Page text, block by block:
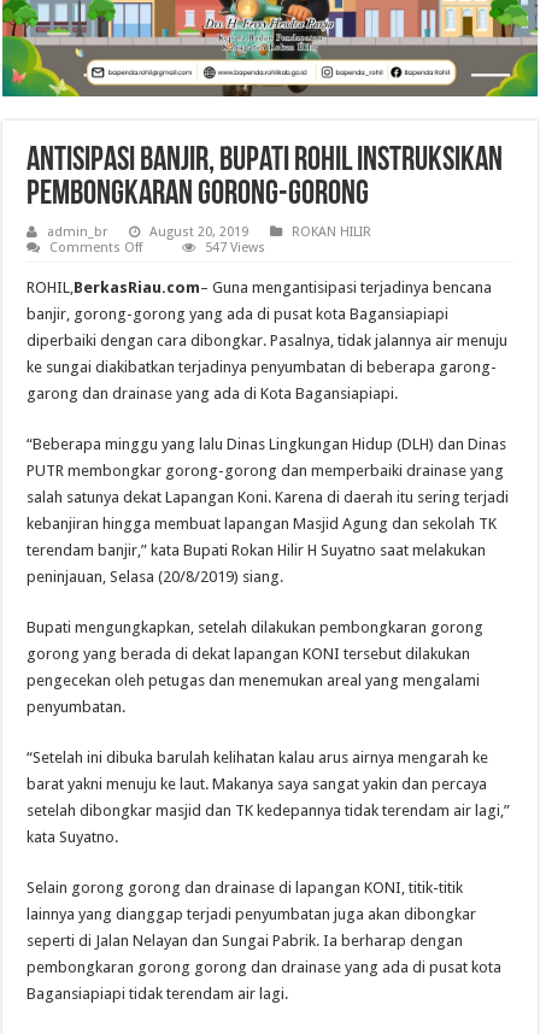
Antisipasi Banjir, Bupati Rohil Instruksikan
Pembongkaran Gorong-gorong
admin_br August 20, 2019
ROKAN HILIR
Comments Offon
Bupati
Rohil
Instruksikan
Pembongkaran
gorong
547 Views
ROHIL,BerkasRiau.com– Guna mengantisipasi terjadinya bencana
banjir, gorong-gorong yang ada di pusat kota Bagansiapiapi
diperbaiki dengan cara dibongkar. Pasalnya, tidak jalannya air menuju
ke sungai diakibatkan terjadinya penyumbatan di beberapa garong-
garong dan drainase yang ada di Kota Bagansiapiapi.
“Beberapa minggu yang lalu Dinas Lingkungan Hidup (DLH) dan Dinas
PUTR membongkar gorong-gorong dan memperbaiki drainase yang
salah satunya dekat Lapangan Koni. Karena di daerah itu sering terjadi
kebanjiran hingga membuat lapangan Masjid Agung dan sekolah TK
terendam banjir,” kata Bupati Rokan Hilir H Suyatno saat melakukan
peninjauan, Selasa (20/8/2019) siang.
Bupati mengungkapkan, setelah dilakukan pembongkaran gorong
gorong yang berada di dekat lapangan KONI tersebut dilakukan
pengecekan oleh petugas dan menemukan areal yang mengalami
penyumbatan.
“Setelah ini dibuka barulah kelihatan kalau arus airnya mengarah ke
barat yakni menuju ke laut. Makanya saya sangat yakin dan percaya
setelah dibongkar masjid dan TK kedepannya tidak terendam air lagi,”
kata Suyatno.
Selain gorong gorong dan drainase di lapangan KONI, titik-titik
lainnya yang dianggap terjadi penyumbatan juga akan dibongkar
seperti di Jalan Nelayan dan Sungai Pabrik. Ia berharap dengan
pembongkaran gorong gorong dan drainase yang ada di pusat kota
Bagansiapiapi tidak terendam air lagi.